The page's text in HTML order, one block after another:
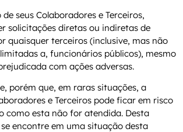
seus Colaboradores e Terceiros,
solicitações diretas ou indiretas de
quaisquer terceiros (inclusive, mas não
a, funcionários públicos), mesmo
com ações adversas.
porém que, em raras situações, a
e Terceiros pode ficar em risco
como esta não for atendida. Desta
encontre em uma situação desta